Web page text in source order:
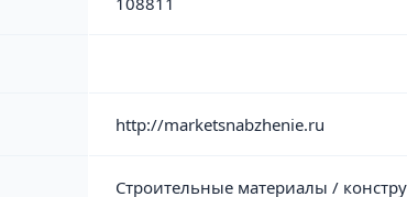
http://marketsnabzhenie.ru
Строительные материалы /